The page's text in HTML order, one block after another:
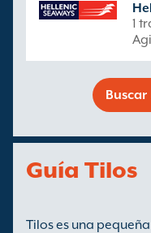
1
Buscar
Guía Tilos
Tilos es una